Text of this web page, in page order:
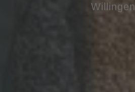
Willingen